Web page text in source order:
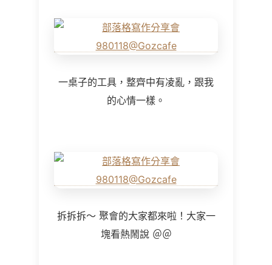
一桌子的工具，整齊中有凌亂，跟我
的心情一樣。
拆拆拆～ 聚會的大家都來啦！大家一
塊看熱鬧說 ＠＠